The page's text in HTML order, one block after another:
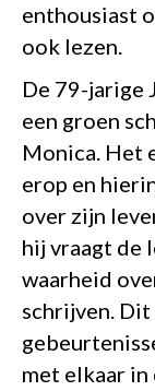
enthousiast
ook lezen.
De 79-jarige
een groen
Monica. Het
erop en
over zijn
hij vraagt de
waarheid
schrijven. Dit
met elkaar